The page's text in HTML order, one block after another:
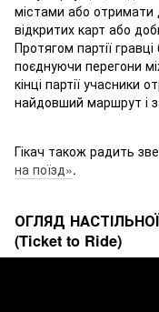
містами або отримати
відкритих карт або
Протягом партії
поєднуючи перегони
кінці партії учасники
найдовший маршрут і
Гікач також радить
на поїзд».
ОГЛЯД
(Ticket to Ride)